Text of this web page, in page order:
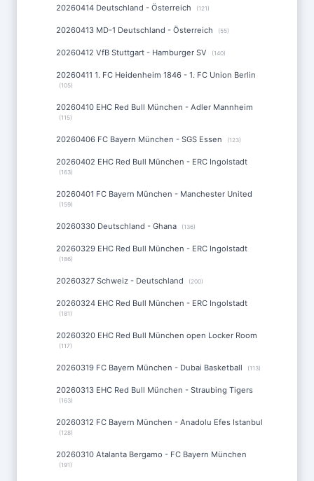
20260414 Deutschland - Österreich (121)
20260413 MD-1 Deutschland - Österreich (55)
20260412 VfB Stuttgart - Hamburger SV (140)
20260411 1. FC Heidenheim 1846 - 1. FC Union Berlin
(105)
20260410 EHC Red Bull München - Adler Mannheim
(115)
20260406 FC Bayern München - SGS Essen (123)
20260402 EHC Red Bull München - ERC Ingolstadt
(163)
20260401 FC Bayern München - Manchester United
(159)
20260330 Deutschland - Ghana (136)
20260329 EHC Red Bull München - ERC Ingolstadt
(186)
20260327 Schweiz - Deutschland (200)
20260324 EHC Red Bull München - ERC Ingolstadt
(181)
20260320 EHC Red Bull München open Locker Room
(117)
20260319 FC Bayern München - Dubai Basketball (113)
20260313 EHC Red Bull München - Straubing Tigers
(163)
20260312 FC Bayern München - Anadolu Efes Istanbul
(128)
20260310 Atalanta Bergamo - FC Bayern München
(191)